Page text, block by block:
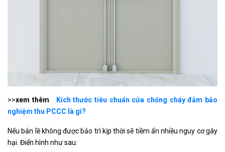
>>xem thêm
Kích thước tiêu chuẩn cửa chống cháy đảm bảo
nghiệm thu PCCC là gì?
Nếu bản lề không được bảo trì kịp thời sẽ tiềm ẩn nhiều nguy cơ gây
hại. Điển hình như sau: